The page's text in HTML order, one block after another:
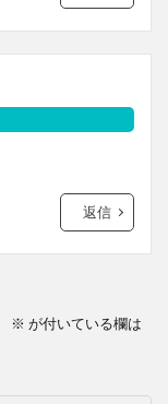
返信
※ が付いている欄は